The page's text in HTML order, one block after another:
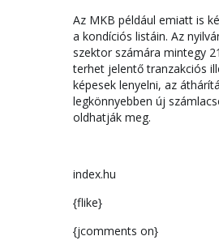
Az MKB például emiatt is
a kondíciós listáin. Az
szektor számára mintegy
terhet jelentő tranzakciós
képesek lenyelni, az
legkönnyebben új
oldhatják meg.
index.hu
{flike}
{jcomments on}